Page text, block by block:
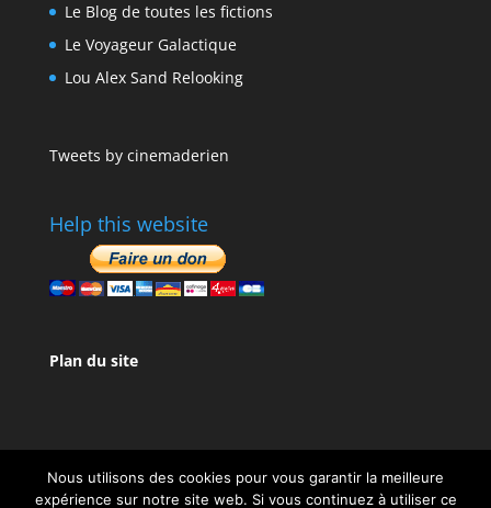
Le Blog de toutes les fictions
Le Voyageur Galactique
Lou Alex Sand Relooking
Tweets by cinemaderien
Help this website
Plan du site
Nous utilisons des cookies pour vous garantir la meilleure
expérience sur notre site web. Si vous continuez à utiliser ce